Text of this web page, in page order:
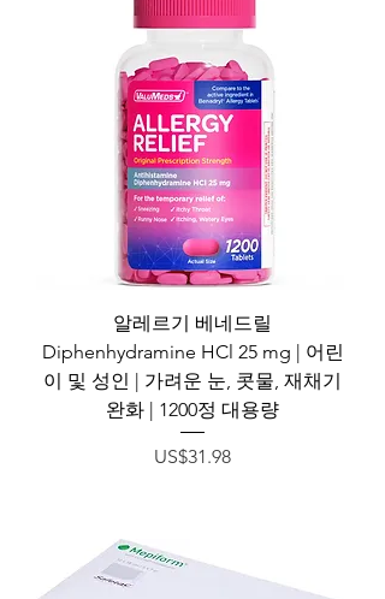
알레르기 베네드릴
Diphenhydramine HCl 25 mg | 어린
이 및 성인 | 가려운 눈, 콧물, 재채기
완화 | 1200정 대용량
가격
US$31.98